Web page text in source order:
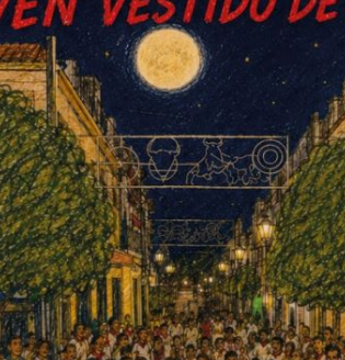
(ICHL), organismo
la gestión, liquidación,
sobre bienes inmuebles,
del Ayuntamiento de